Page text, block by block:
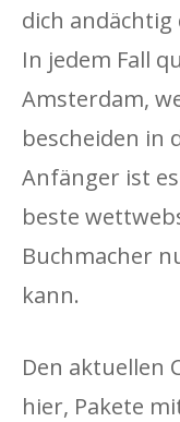
dich
In jedem Fall
Amsterdam,
bescheiden in
Anfänger ist
beste
Buchmacher
kann.
Den aktuellen
hier, Pakete